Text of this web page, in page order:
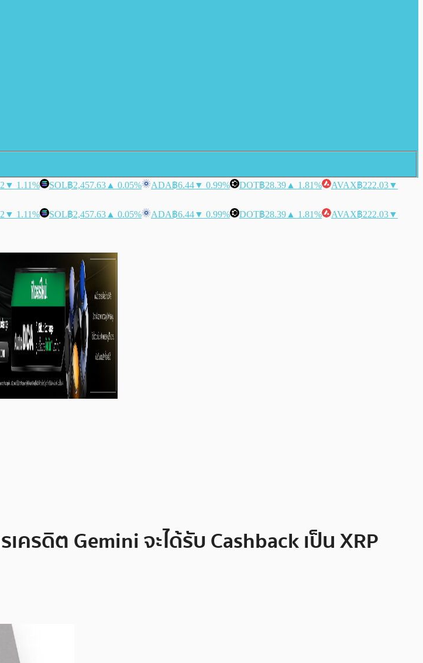
▼ 1.11% SOL฿2,457.63 ▲ 0.05% ADA฿6.44▼ 0.99% DOT฿28.39 ▲ 1.81% AVAX฿222.03▼
▼ 1.11% SOL฿2,457.63 ▲ 0.05% ADA฿6.44▼ 0.99% DOT฿28.39 ▲ 1.81% AVAX฿222.03▼
รดิต Gemini จะได้รับ Cashback เป็น XRP